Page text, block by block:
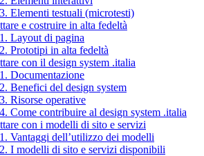
Elementi testuali (microtesti)
e costruire in alta fedeltà
Layout di pagina
Prototipi in alta fedeltà
con il design system .italia
Documentazione
Benefici del design system
Risorse operative
Come contribuire al design system .italia
con i modelli di sito e servizi
Vantaggi dell’utilizzo dei modelli
I modelli di sito e servizi disponibili